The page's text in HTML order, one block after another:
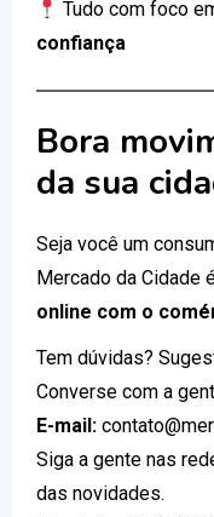
Tudo com foco
confiança
Bora
da sua
Seja você um
Mercado da Cidade
online com o
Tem dúvidas?
Converse com a
E-mail:
Siga a gente nas
das novidades.